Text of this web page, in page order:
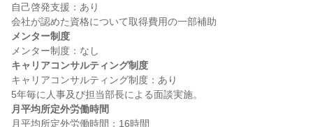
自己啓発支援：あり
メンター制度
キャリアコンサルティング制度
キャリアコンサルティング制度：あり
月平均所定外労働時間